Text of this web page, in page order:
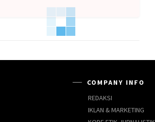
COMPANY INFO
REDAKSI
IKLAN & MARKETING